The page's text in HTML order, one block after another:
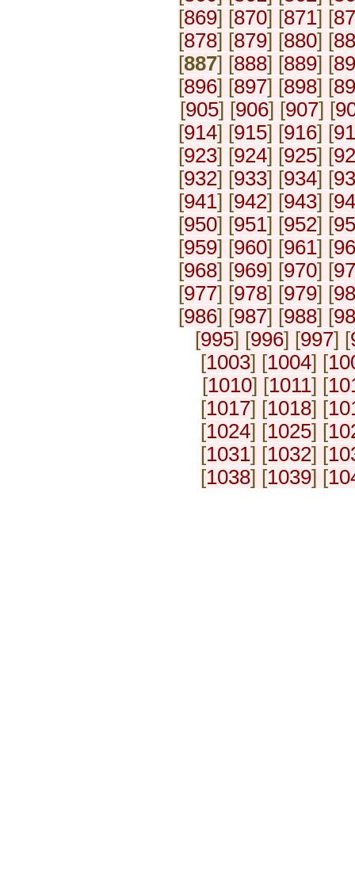
[869] [870] [871] [
[878] [879] [880] [
[887] [888] [889] [
[896] [897] [898] [
[905] [906] [907] [
[914] [915] [916] [
[923] [924] [925] [
[932] [933] [934] [
[941] [942] [943] [
[950] [951] [952] [
[959] [960] [961] [
[968] [969] [970] [
[977] [978] [979] [
[986] [987] [988] [
[995] [996] [997] [
[1003] [1004] [
[1010] [1011] [
[1017] [1018] [
[1024] [1025] [
[1031] [1032] [
[1038] [1039] [